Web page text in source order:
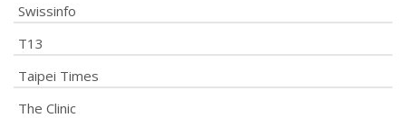
Swissinfo
T13
Taipei Times
The Clinic